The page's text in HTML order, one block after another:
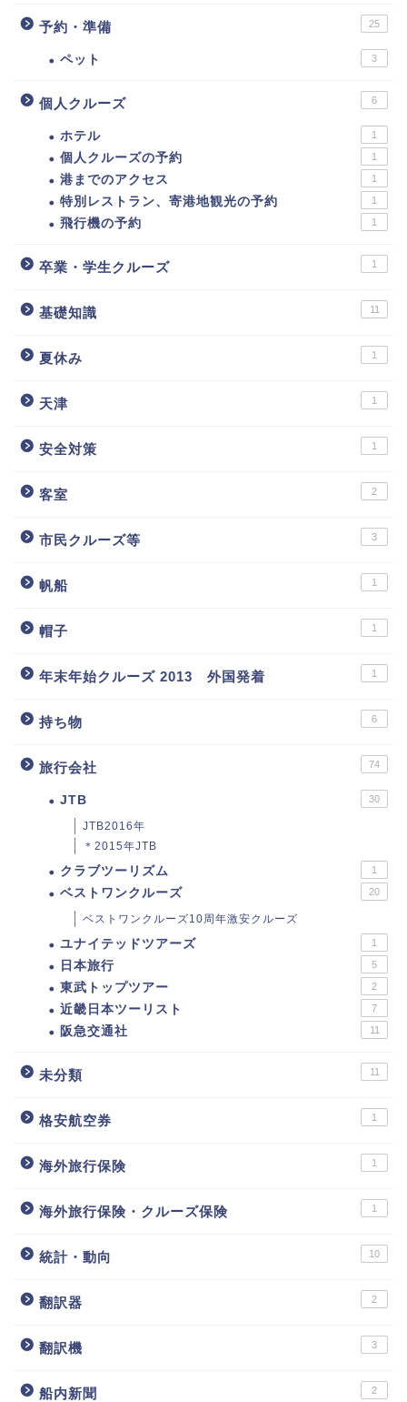
予約・準備 25
ペット 3
個人クルーズ 6
ホテル 1
個人クルーズの予約 1
港までのアクセス 1
特別レストラン、寄港地観光の予約 1
飛行機の予約 1
卒業・学生クルーズ 1
基礎知識 11
夏休み 1
天津 1
安全対策 1
客室 2
市民クルーズ等 3
帆船 1
帽子 1
年末年始クルーズ 2013 外国発着 1
持ち物 6
旅行会社 74
JTB 30
JTB2016年
＊2015年JTB
クラブツーリズム 1
ベストワンクルーズ 20
ベストワンクルーズ10周年激安クルーズ
ユナイテッドツアーズ 1
日本旅行 5
東武トップツアー 2
近畿日本ツーリスト 7
阪急交通社 11
未分類 11
格安航空券 1
海外旅行保険 1
海外旅行保険・クルーズ保険 1
統計・動向 10
翻訳器 2
翻訳機 3
船内新聞 2